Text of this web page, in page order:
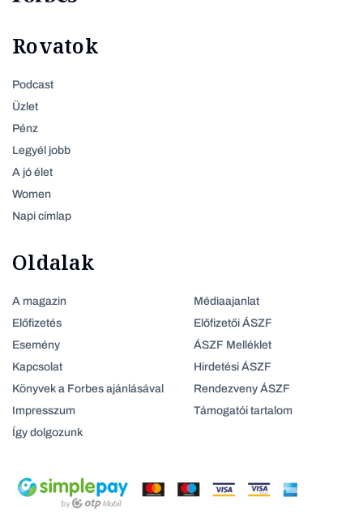
Rovatok
Podcast
Üzlet
Pénz
Legyél jobb
A jó élet
Women
Napi címlap
Oldalak
A magazin
Előfizetés
Esemény
Kapcsolat
Könyvek a Forbes ajánlásával
Impresszum
Így dolgozunk
Médiaajanlat
Előfizetői ÁSZF
ÁSZF Melléklet
Hirdetési ÁSZF
Rendezveny ÁSZF
Támogatói tartalom